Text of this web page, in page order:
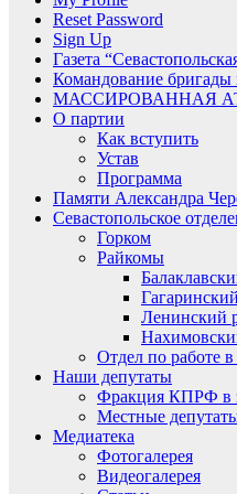
Reset Password
Sign Up
Газета
Командование бригады
МАССИРОВАННАЯ
О партии
Как вступить
Устав
Программа
Памяти Александра
Севастопольское
Горком
Райкомы
Ленинский
Отдел по работе
Наши депутаты
Фракция КПРФ в
Местные
Медиатека
Фотогалерея
Видеогалерея